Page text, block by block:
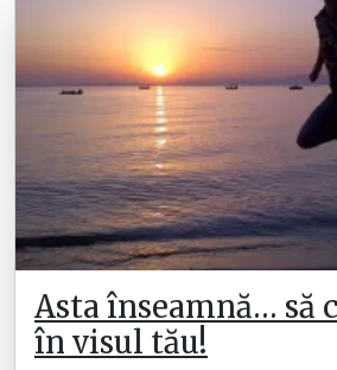
Asta înseamnă… să
în visul tău!